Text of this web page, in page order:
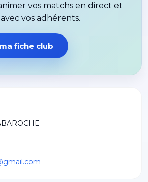
vos matchs en direct et
vos adhérents.
fiche club